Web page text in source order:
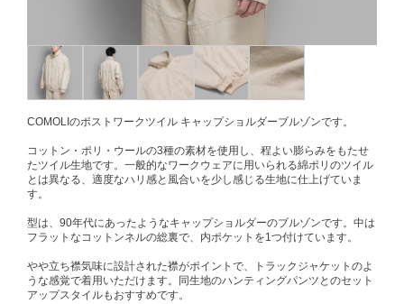
COMOLIのポストワークツイル キャップショルダーブルゾンです。
コットン・ポリ・ウールの3種の素材を使用し、程よい膨らみをもたせ
たツイル生地です。一般的なワークウェアに用いられる綿ポリのツイル
とは異なる、適度なハリ感と風合いを少し感じる生地に仕上げていま
す。
型は、90年代にあったようなキャップショルダーのブルゾンです。中は
フラットなコットンネルの総裏で、内ポケットを1つ付けています。
やや立ち襟気味に設計された襟がポイントで、トラックジャケットのよ
うな感覚で着用いただけます。同生地のハンティングパンツとのセット
アップスタイルもおすすめです。